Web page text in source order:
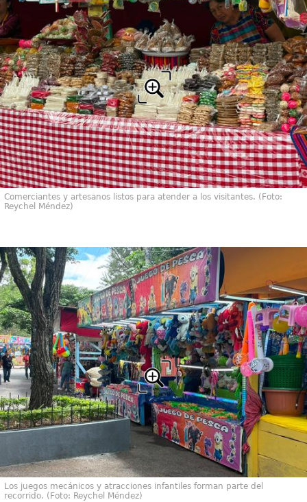
Comerciantes y artesanos listos para atender a los visitantes. (Foto:
Reychel Méndez)
Los juegos mecánicos y atracciones infantiles forman parte del
recorrido. (Foto: Reychel Méndez)